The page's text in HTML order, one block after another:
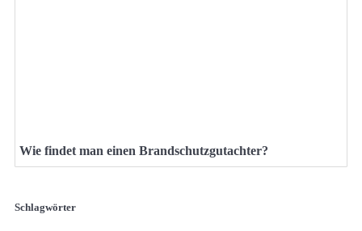
Wie findet man einen Brandschutzgutachter?
Schlagwörter